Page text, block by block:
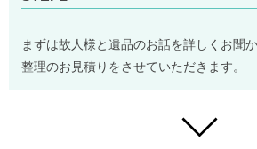
まずは故人様と遺品のお話を詳しくお聞か
整理のお見積りをさせていただきます。